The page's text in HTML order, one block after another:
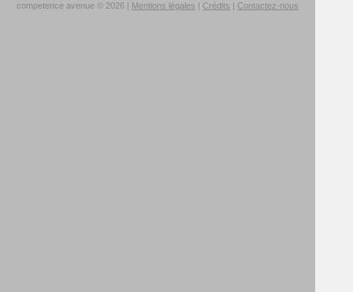
competence avenue © 2026 | Mentions légales Crédits Contactez-nous